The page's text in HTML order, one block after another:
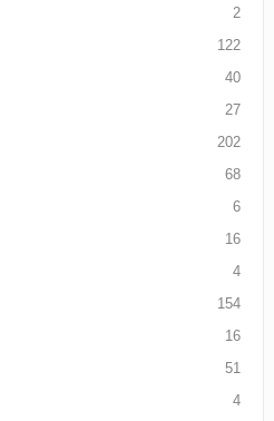
2
122
40
27
202
68
6
16
4
154
16
51
4